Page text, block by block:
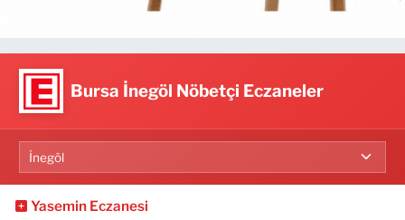
Bursa İnegöl Nöbetçi Eczaneler
Yasemin Eczanesi